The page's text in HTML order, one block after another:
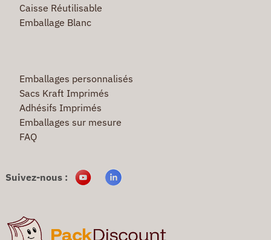
Caisse Réutilisable
Emballage Blanc
Emballages personnalisés
Sacs Kraft Imprimés
Adhésifs Imprimés
Emballages sur mesure
FAQ
Suivez-nous :